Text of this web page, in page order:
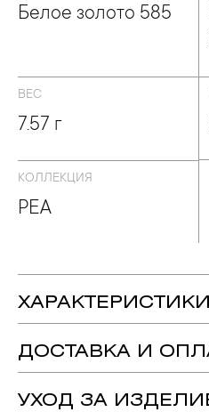
Белое золото 585
ВЕС
7.57 г
КОЛЛЕКЦИЯ
PEA
ХАРАКТЕРИСТИКИ
Вставка:
Цвет: 4 ,
ДОСТАВКА И
УХОД ЗА